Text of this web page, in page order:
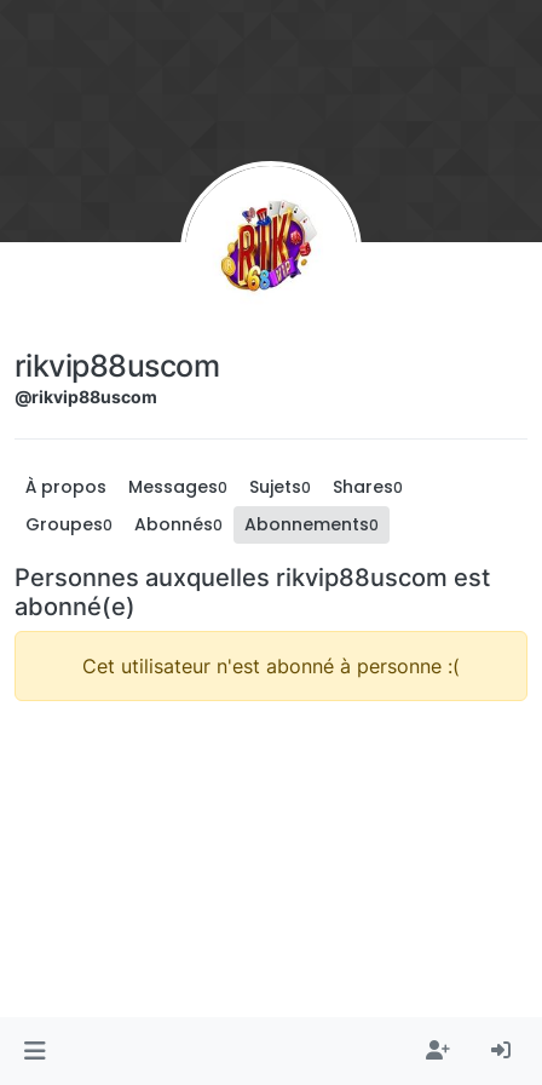
rikvip88uscom
@rikvip88uscom
À propos Messages0 Sujets0 Shares0
Groupes0 Abonnés0 Abonnements0
Personnes auxquelles rikvip88uscom est
abonné(e)
Cet utilisateur n'est abonné à personne :(